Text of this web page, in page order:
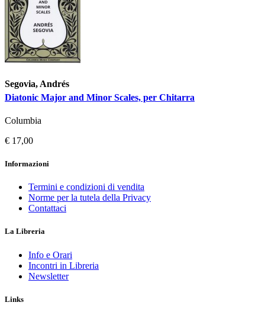
Segovia, Andrés
Diatonic Major and Minor Scales, per Chitarra
Columbia
€ 17,00
Informazioni
Termini e condizioni di vendita
Norme per la tutela della Privacy
Contattaci
La Libreria
Info e Orari
Incontri in Libreria
Newsletter
Links